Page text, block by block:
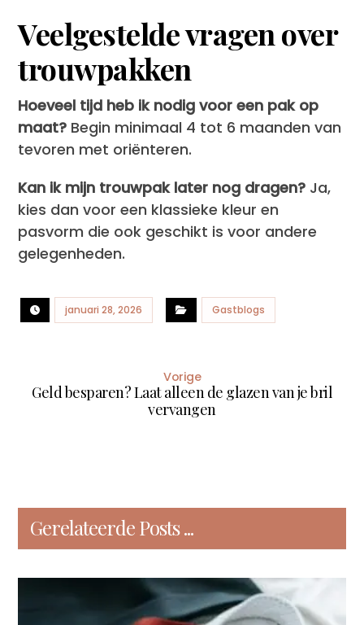
Veelgestelde vragen over
trouwpakken
Hoeveel tijd heb ik nodig voor een pak op
maat? Begin minimaal 4 tot 6 maanden van
tevoren met oriënteren.
Kan ik mijn trouwpak later nog dragen? Ja,
kies dan voor een klassieke kleur en
pasvorm die ook geschikt is voor andere
gelegenheden.
januari 28, 2026 Gastblogs
Vorige
Geld besparen? Laat alleen de glazen van je bril
vervangen
Gerelateerde Posts ...